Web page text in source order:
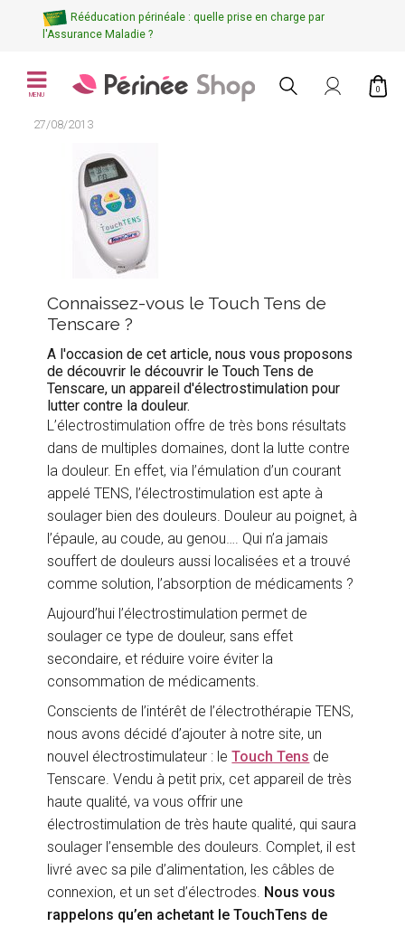
Rééducation périnéale : quelle prise en charge par
l'Assurance Maladie ?
MENU
0
27/08/2013
Connaissez-vous le Touch Tens de
Tenscare ?
A l'occasion de cet article, nous vous proposons
de découvrir le découvrir le Touch Tens de
Tenscare, un appareil d'électrostimulation pour
lutter contre la douleur.
L’électrostimulation offre de très bons résultats
dans de multiples domaines, dont la lutte contre
la douleur. En effet, via l’émulation d’un courant
appelé TENS, l’électrostimulation est apte à
soulager bien des douleurs. Douleur au poignet, à
l’épaule, au coude, au genou…. Qui n’a jamais
souffert de douleurs aussi localisées et a trouvé
comme solution, l’absorption de médicaments ?
Aujourd’hui l’électrostimulation permet de
soulager ce type de douleur, sans effet
secondaire, et réduire voire éviter la
consommation de médicaments.
Conscients de l’intérêt de l’électrothérapie TENS,
nous avons décidé d’ajouter à notre site, un
nouvel électrostimulateur : leTouch Tens de
Tenscare. Vendu à petit prix, cet appareil de très
haute qualité, va vous offrir une
électrostimulation de très haute qualité, qui saura
soulager l’ensemble des douleurs. Complet, il est
livré avec sa pile d’alimentation, les câbles de
connexion, et un set d’électrodes. Nous vous
rappelons qu’en achetant le TouchTens de